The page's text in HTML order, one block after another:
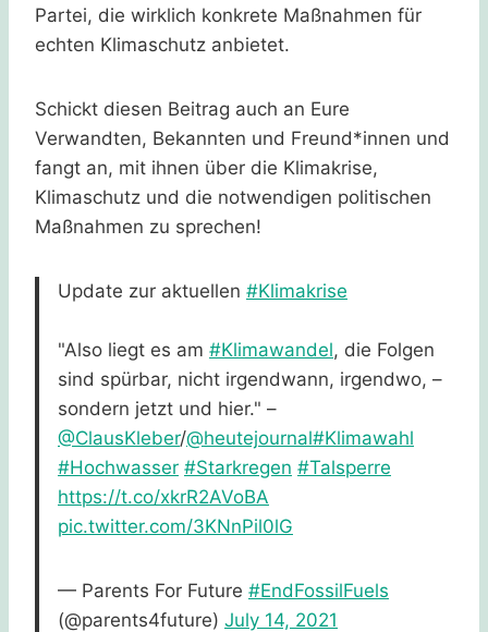
Partei, die wirklich konkrete Maßnahmen für
echten Klimaschutz anbietet.
Schickt diesen Beitrag auch an Eure
Verwandten, Bekannten und Freund*innen und
fangt an, mit ihnen über die Klimakrise,
Klimaschutz und die notwendigen politischen
Maßnahmen zu sprechen!
Update zur aktuellen #Klimakrise
"Also liegt es am #Klimawandel, die Folgen
sind spürbar, nicht irgendwann, irgendwo, –
sondern jetzt und hier." –
@ClausKleber/@heutejournal#Klimawahl
#Hochwasser #Starkregen #Talsperre
https://t.co/xkrR2AVoBA
pic.twitter.com/3KNnPil0lG
— Parents For Future #EndFossilFuels
(@parents4future) July 14, 2021